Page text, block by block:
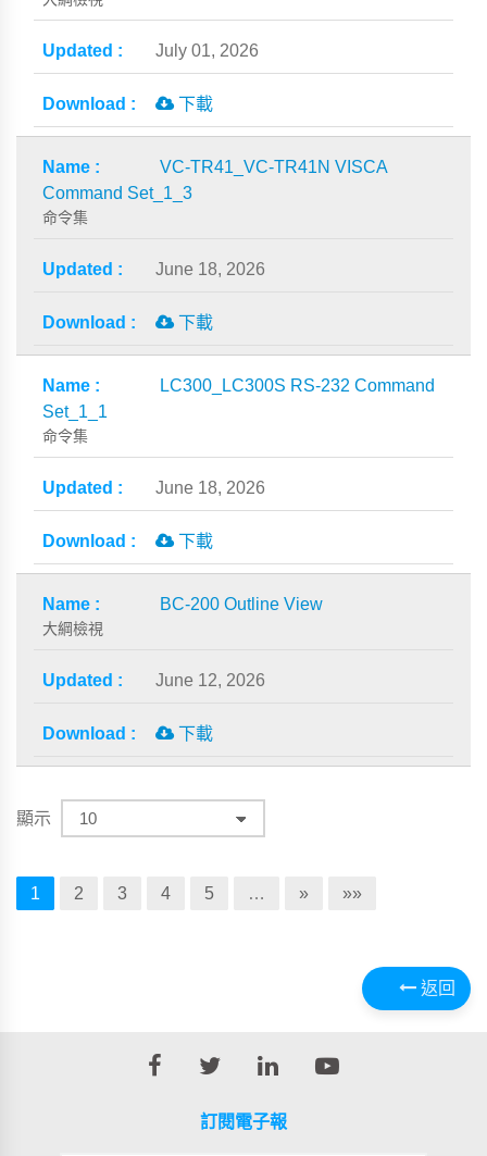
July 01, 2026
下載
VC-TR41_VC-TR41N VISCA
Command Set_1_3
命令集
June 18, 2026
下載
LC300_LC300S RS-232 Command
Set_1_1
命令集
June 18, 2026
下載
BC-200 Outline View
大綱檢視
June 12, 2026
下載
顯示
1 2 3 4 5 … » »»
返回
訂閱電子報